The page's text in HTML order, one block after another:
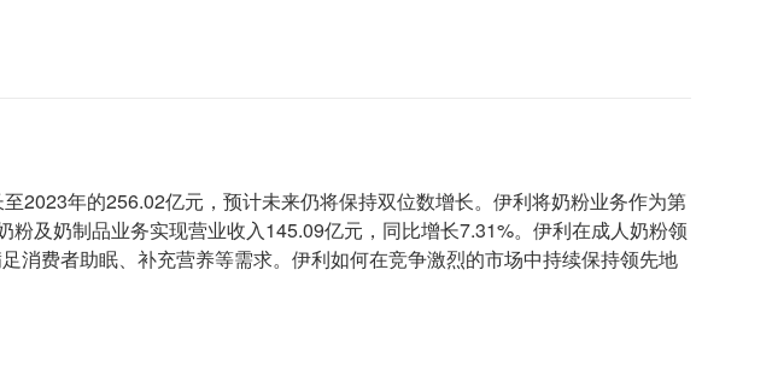
2023年的256.02亿元，预计未来仍将保持双位数增长。伊利将奶粉业务作为第
及奶制品业务实现营业收入145.09亿元，同比增长7.31%。伊利在成人奶粉领
消费者助眠、补充营养等需求。伊利如何在竞争激烈的市场中持续保持领先地